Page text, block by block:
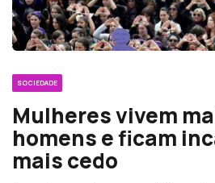
SOCIEDADE
Mulheres vivem
homens e ficam
mais cedo